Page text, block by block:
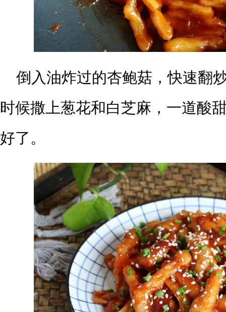
倒入油炸过的杏鲍菇，快速翻
时候撒上葱花和白芝麻，一道酸
好了。